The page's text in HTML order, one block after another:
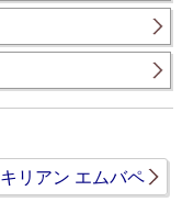
キリアン エムバペ